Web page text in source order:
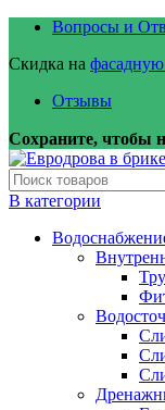
Вопросы и
Скидка на
Отзывы
Сохраните, чтобы
В категории